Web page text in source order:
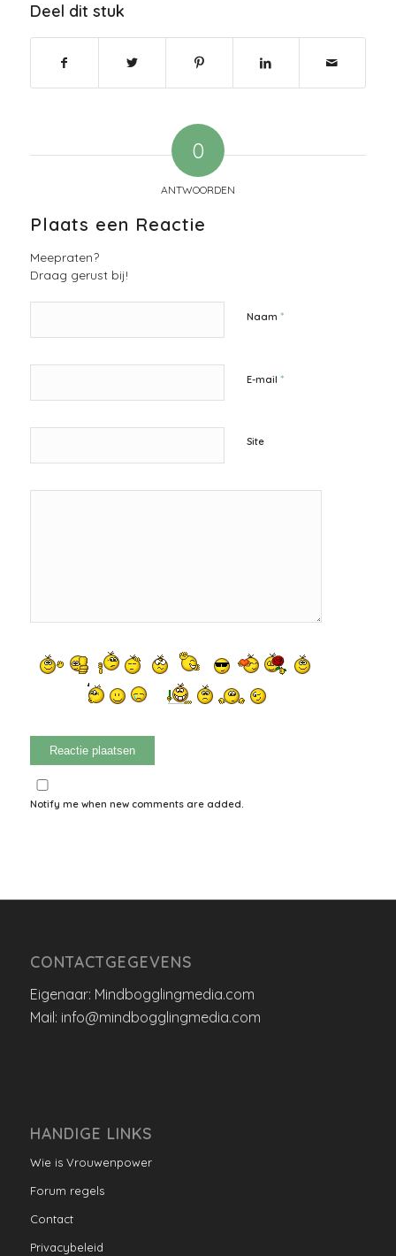
Deel dit stuk
0
ANTWOORDEN
Plaats een Reactie
Meepraten?
Draag gerust bij!
Naam *
E-mail *
Site
Notify me when new comments are added.
CONTACTGEGEVENS
Eigenaar: Mindbogglingmedia.com
Mail: info@mindbogglingmedia.com
HANDIGE LINKS
Wie is Vrouwenpower
Forum regels
Contact
Privacybeleid